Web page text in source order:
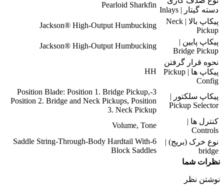
دسته گیتار | Inlays
Pearloid Sharkfin
پیکاپ بالا | Neck
Pickup
Jackson® High-Output Humbucking
پیکاپ پایین |
Bridge Pickup
Jackson® High-Output Humbucking
نحوه قرار گرفتن
پیکاپ ها | Pickup
Config
HH
پیکاپ سلکتور |
Pickup Selector
3-Position Blade: Position 1. Bridge Pickup,
Position 2. Bridge and Neck Pickups, Position
3. Neck Pickup
کنترل ها |
Controls
Volume, Tone
نوع خرک (بریج) |
bridge
6-Saddle String-Through-Body Hardtail With
Block Saddles
نظرات شما
نوشتن نظر